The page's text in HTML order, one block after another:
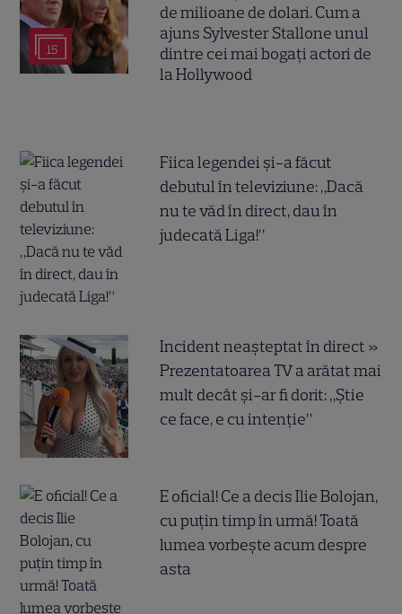
15
de milioane de dolari. Cum a
ajuns Sylvester Stallone unul
dintre cei mai bogați actori de
la Hollywood
Fiica legendei și-a făcut
debutul în televiziune: „Dacă
nu te văd în direct, dau în
judecată Liga!”
Incident neașteptat în direct »
Prezentatoarea TV a arătat mai
mult decât și-ar fi dorit: „Știe
ce face, e cu intenție”
E oficial! Ce a decis Ilie Bolojan,
cu puțin timp în urmă! Toată
lumea vorbește acum despre
asta